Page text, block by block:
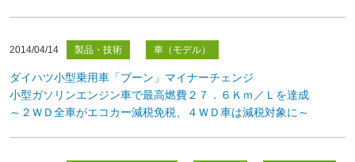
2014/04/14 製品・技術 車（モデル）
ダイハツ小型乗用車「ブーン」マイナーチェンジ
小型ガソリンエンジン車で最高燃費２７．６Ｋｍ／Ｌを達成
～２ＷＤ全車がエコカー減税免税、４ＷＤ車は減税対象に～